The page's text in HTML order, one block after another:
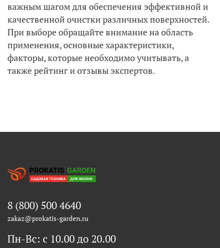
важным шагом для обеспечения эффективной и
качественной очистки различных поверхностей.
При выборе обращайте внимание на область
применения, основные характеристики,
факторы, которые необходимо учитывать, а
также рейтинг и отзывы экспертов.
8 (800) 500 4640
zakaz@prokatis-garden.ru
Пн-Вс: с 10.00 до 20.00